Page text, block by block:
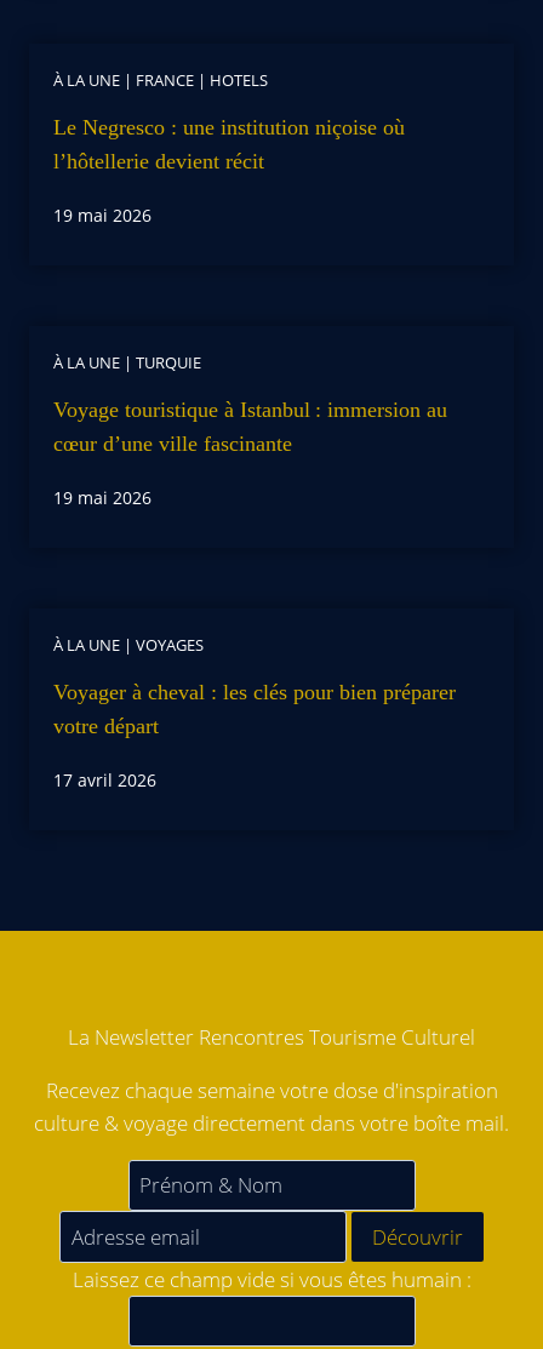
À LA UNE | FRANCE | HOTELS
Le Negresco : une institution niçoise où
l’hôtellerie devient récit
19 mai 2026
À LA UNE | TURQUIE
Voyage touristique à Istanbul : immersion au
cœur d’une ville fascinante
19 mai 2026
À LA UNE | VOYAGES
Voyager à cheval : les clés pour bien préparer
votre départ
17 avril 2026
La Newsletter Rencontres Tourisme Culturel
Recevez chaque semaine votre dose d'inspiration
culture & voyage directement dans votre boîte mail.
Laissez ce champ vide si vous êtes humain :